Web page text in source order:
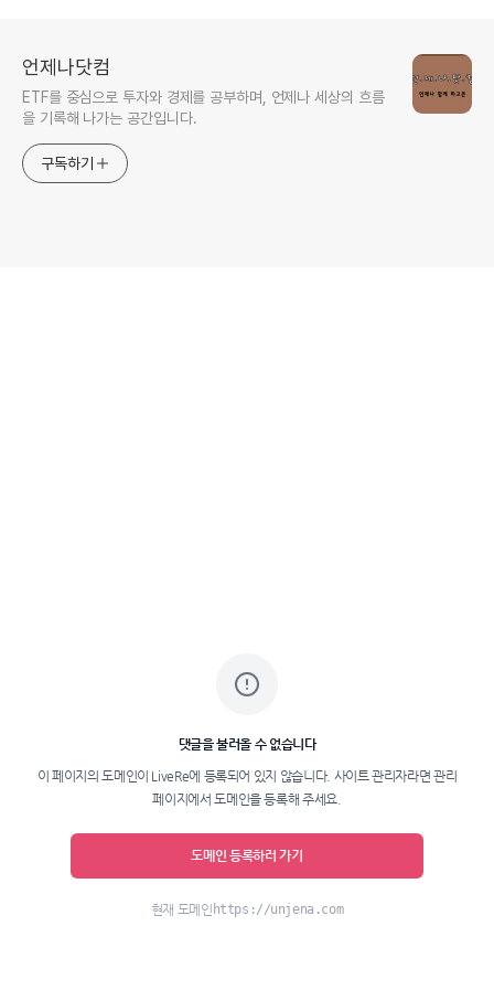
언제나닷컴
ETF를 중심으로 투자와 경제를 공부하며, 언제나 세상의 흐름
을 기록해 나가는 공간입니다.
구독하기